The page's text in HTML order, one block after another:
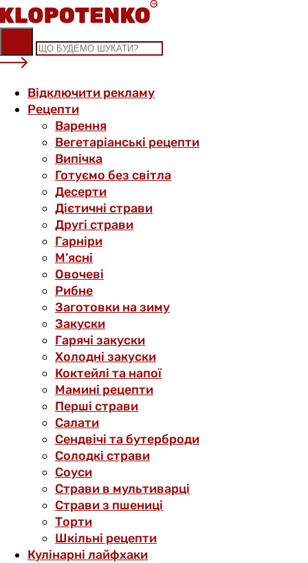
Skip
to
content
Відключити рекламу
Рецепти
Варення
Вегетаріанські рецепти
Випічка
Готуємо без світла
Десерти
Дієтичні страви
Другі страви
Гарніри
М’ясні
Овочеві
Рибне
Заготовки на зиму
Закуски
Гарячі закуски
Холодні закуски
Коктейлі та напої
Мамині рецепти
Перші страви
Салати
Сендвічі та бутерброди
Солодкі страви
Соуси
Страви в мультиварці
Страви з пшениці
Торти
Шкільні рецепти
Кулінарні лайфхаки